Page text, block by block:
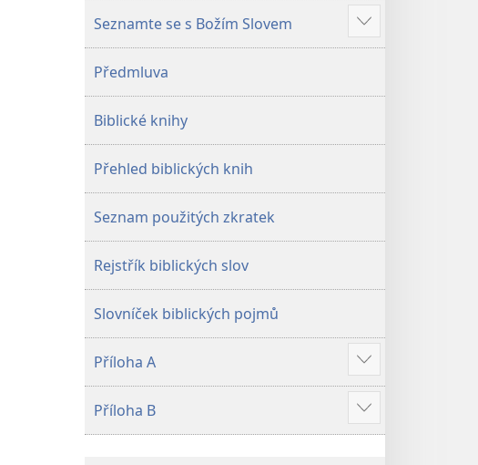
nového
světa
nového
světa
Seznamte se s Božím Slovem
Ukázat
více
Předmluva
Biblické knihy
Přehled biblických knih
Seznam použitých zkratek
Rejstřík biblických slov
Slovníček biblických pojmů
Příloha A
Ukázat
více
Příloha B
Ukázat
více